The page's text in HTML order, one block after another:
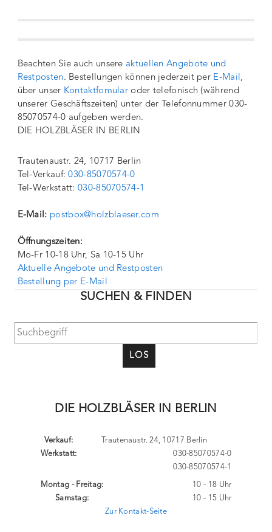
Beachten Sie auch unsere aktuellen Angebote und
Restposten. Bestellungen können jederzeit per E-Mail,
über unser Kontaktfomular oder telefonisch (während
unserer Geschäftszeiten) unter der Telefonnummer 030-
85070574-0 aufgeben werden.
DIE HOLZBLÄSER IN BERLIN
Trautenaustr. 24, 10717 Berlin
Tel-Verkauf:030-85070574-0
Tel-Werkstatt:030-85070574-1
E-Mail: postbox@holzblaeser.com
Öffnungszeiten:
Mo-Fr 10-18 Uhr, Sa 10-15 Uhr
Aktuelle Angebote und Restposten
Bestellung per E-Mail
SUCHEN & FINDEN
LOS
DIE HOLZBLÄSER IN BERLIN
Trautenaustr. 24, 10717 Berlin
Verkauf:
Werkstatt:
030-85070574-0
030-85070574-1
Montag - Freitag:
Samstag:
10 - 18 Uhr
10 - 15 Uhr
Zur Kontakt-Seite